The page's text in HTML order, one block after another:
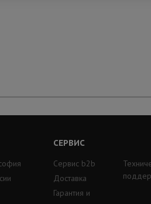
СЕРВИС
Сервис b2b
Доставка
Гарантия и